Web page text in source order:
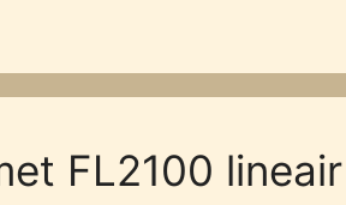
FL2100 lineair